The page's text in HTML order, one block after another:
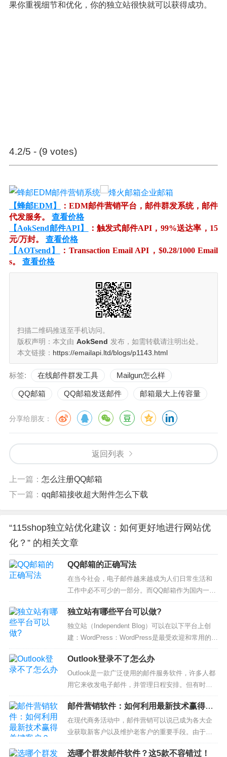
果你重视细节和优化，你的独立站很快就可以获得成功。
4.2/5 - (9 votes)
【蜂邮EDM】
：EDM邮件营销平台，邮件群发系统，邮件
代发服务。 查看价格
【AokSend邮件API】
：触发式邮件API，99%送达率，15
元/万封。 查看价格
【AOTsend】
：Transaction Email API，$0.28/1000 Email
s。 查看价格
扫描二维码推送至手机访问。
版权声明：本文由 AokSend 发布，如需转载请注明出处。
本文链接： https://emailapi.ltd/blogs/p1143.html
标签: 在线邮件群发工具 Mailgun怎么样
QQ邮箱 QQ邮箱发送邮件 邮箱最大上传容量
分享给朋友：
返回列表
上一篇： 怎么注册QQ邮箱
下一篇： qq邮箱接收超大附件怎么下载
“115shop独立站优化建议：如何更好地进行网站优
化？” 的相关文章
QQ邮箱的正确写法
在当今社会，电子邮件越来越成为人们日常生活和
工作中必不可少的一部分。而QQ邮箱作为国内一款
十分流行的电子邮件服务，其使用率也越来越高。
但是，QQ邮箱的正确写法是否为每个用户所熟知
呢？一、QQ邮箱的注册为了保证你成功注册QQ邮
箱，QQ邮箱的正确写法是先打开腾讯官网，进入Q
Q邮箱注册页面。在注册页面中，...
独立站有哪些平台可以做?
独立站（Independent Blog）可以在以下平台上创
建：WordPress：WordPress是最受欢迎和常用的独
立站建设平台之一。它提供了丰富的主题和插件，
使用户可以自定义和扩展其独立站。Blogger：Blog
ger是谷歌旗下的免费博客平台，它提供了简单易用
的界面，适合初学者创建自己的独...
Outlook登录不了怎么办
Outlook是一款广泛使用的邮件服务软件，许多人都
用它来收发电子邮件，并管理日程安排。但有时，
你会遇到无法登录Outlook的问题。这时候，你需要
采取一些措施来解决这个问题。下面，我们来了解
一下Outlook登录不了怎么办。1. 检查用户名和密码
如果无法登录Outlook，首先要检查用户名和密码
是...
邮件营销软件：如何利用最新技术赢得关
键客户？
在现代商务活动中，邮件营销可以说已成为各大企
业获取新客户以及维护老客户的重要手段。由于邮
件营销的优点不仅是成本低，而且实现方式简单，
很多企业已经开始使用邮件营销来推销产品和服
选哪个群发邮件软件？这5款不容错过！